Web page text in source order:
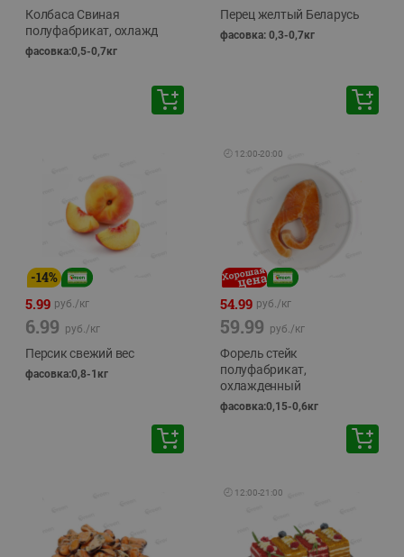
Колбаса Свиная
полуфабрикат, охлажд
фасовка:0,5-0,7кг
Перец желтый Беларусь
фасовка: 0,3-0,7кг
-14%
5.99 руб./кг
6.99 руб./кг
Персик свежий вес
фасовка:0,8-1кг
🕘 12:00-20:00
54.99 руб./кг
59.99 руб./кг
Форель стейк
полуфабрикат,
охлажденный
фасовка:0,15-0,6кг
🕘 12:00-21:00